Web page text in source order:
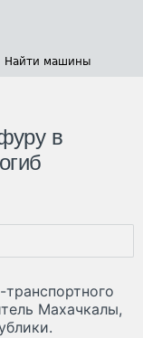
Найти машины
в
Махачкалы,